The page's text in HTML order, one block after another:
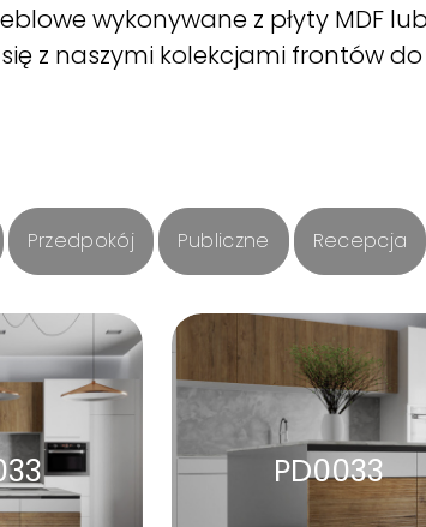
wykonywane z płyty MDF
z naszymi kolekcjami frontów
Przedpokój Publiczne Recepcja
PD0033